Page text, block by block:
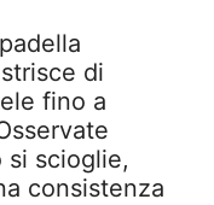
di
fino a
si scioglie,
consistenza